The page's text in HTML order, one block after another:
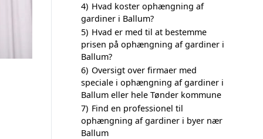
4) Hvad koster ophængning af
gardiner i Ballum?
5) Hvad er med til at bestemme
prisen på ophængning af gardiner i
Ballum?
6) Oversigt over firmaer med
speciale i ophængning af gardiner i
Ballum eller hele Tønder kommune
7) Find en professionel til
ophængning af gardiner i byer nær
Ballum